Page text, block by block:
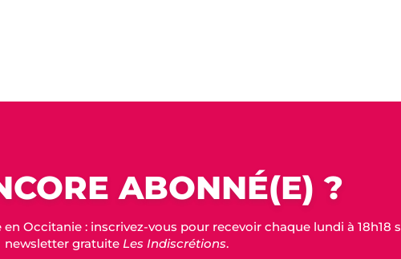
ABONNÉ(E) ?
Occitanie : inscrivez-vous pour recevoir chaque lundi à 18h18
newsletter gratuite Les Indiscrétions.